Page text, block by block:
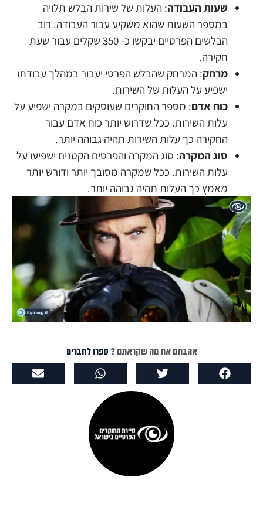
שעות העבודה: העלות של שירות הבלש תלויה
במספר השעות שהוא משקיע עבור העבודה. רוב
הבלשים הפרטיים יבקשו כ- 350 שקלים עבור שעת
חקירה.
מרחק: המרחק שהבלש הפרטי יעבור במהלך עבודתו
ישפיע על העלות של השירות.
כוח אדם: מספר החוקרים שעוסקים במקרה ישפיע על
עלות השירות. ככל שדרוש יותר כוח אדם עבור
החקירה כך עלות השירות תהיה גבוהה יותר.
סוג המקרה: סוג המקרה והפרטים הקטנים ישפיעו על
עלות השירות. ככל שמקרה מסובך יותר ודורש יותר
מאמץ כך העלות תהיה גבוהה יותר.
אהבתם את מה שקראתם ? ספרו לחברים